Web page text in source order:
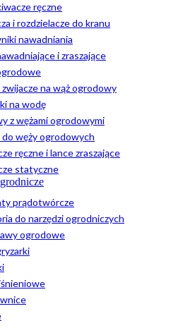
ręczne
i rozdzielacze do kranu
nawadniania
i zraszające
zwijacze na wąż ogrodowy
na wodę
z wężami ogrodowymi
do węży ogrodowych
ręczne i lance zraszające
statyczne
prądotwórcze
do narzędzi ogrodniczych
ogrodowe